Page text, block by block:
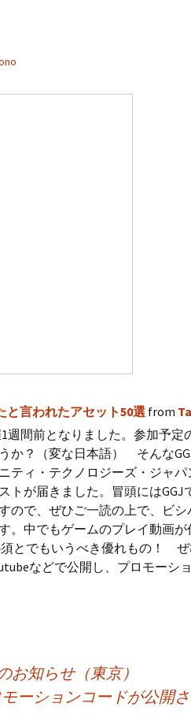
と言われたアセット50選from
週間前となりました。参加予定
か？（変な日本語） そんな
ティ・テクノロジーズ・ジャパ
トが届きました。冒頭にはGGJ
ので、ぜひご一読の上で、ビシ
。中でもゲームのプレイ動画が
須とでもいうべき優れもの！
などで公開し、プロモーシ
お知らせ（東京）
ーションコードが公開